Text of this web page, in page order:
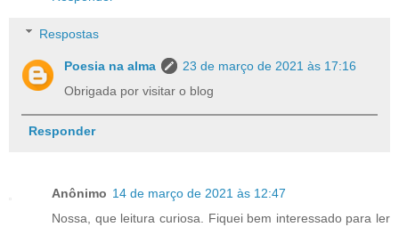
Respostas
Poesia na alma
23 de março de 2021 às 17:16
Obrigada por visitar o blog
Responder
Anônimo 14 de março de 2021 às 12:47
Nossa, que leitura curiosa. Fiquei bem interessado para ler